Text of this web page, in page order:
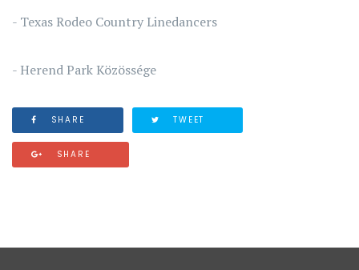
- Texas Rodeo Country Linedancers
- Herend Park Közössége
SHARE TWEET
SHARE